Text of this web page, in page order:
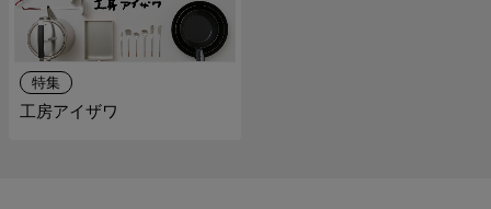
特集
工房アイザワ